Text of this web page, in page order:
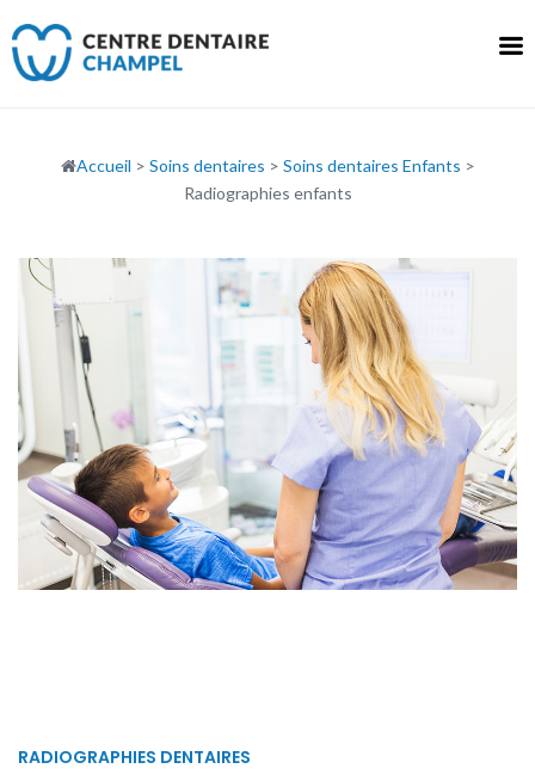
to
content
Accueil > Soins dentaires > Soins dentaires Enfants >
Radiographies enfants
RADIOGRAPHIES DENTAIRES